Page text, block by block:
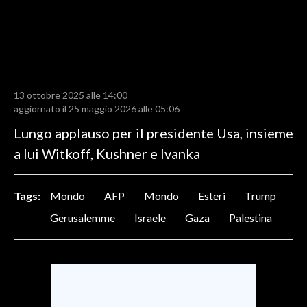
SPORT
RISULTATI E CLASSIFICHE
CALCIO
13 ottobre 2025 alle 14:00
aggiornato il 25 maggio 2026 alle 05:06
Lungo applauso per il presidente Usa, insieme
a lui Witkoff, Kushner e Ivanka
Tags: Mondo AFP Mondo Esteri
Trump
Gerusalemme
Israele Gaza Palestina